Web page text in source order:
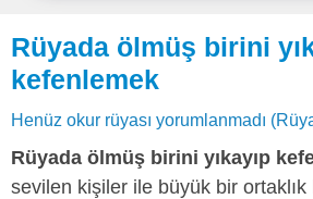
Rüyada ölmüş birini
kefenlemek
Henüz okur rüyası yorumlanmadı
Rüyada ölmüş birini yıkayıp
sevilen kişiler ile büyük bir ortaklık